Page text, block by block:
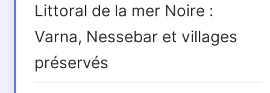
Littoral de la mer Noire :
Varna, Nessebar et villages
préservés